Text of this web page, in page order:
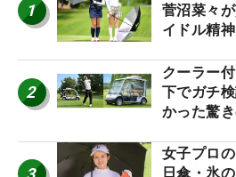
1
菅沼菜々
イドル精
2
クーラー
下でガチ
かった驚
女子プロ
日傘・氷